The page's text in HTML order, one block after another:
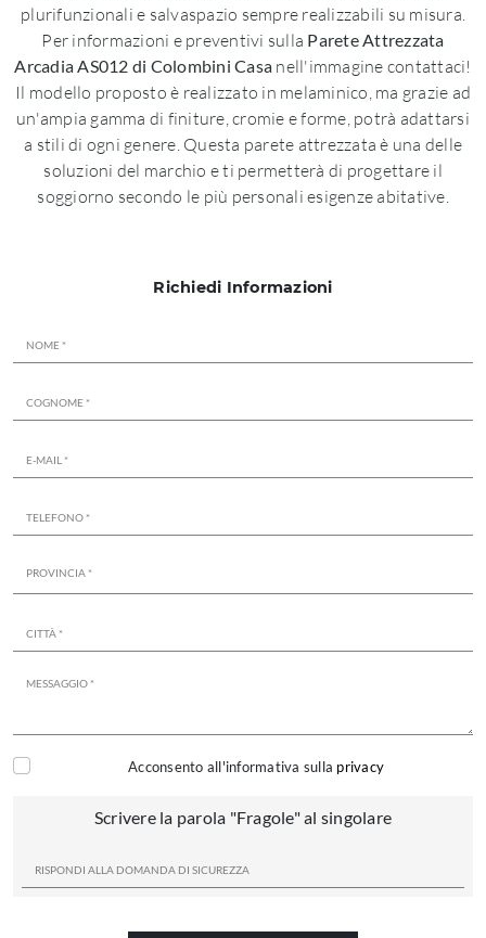
plurifunzionali e salvaspazio sempre realizzabili su misura.
Per informazioni e preventivi sulla Parete Attrezzata
Arcadia AS012 di Colombini Casa nell'immagine contattaci!
Il modello proposto è realizzato in melaminico, ma grazie ad
un'ampia gamma di finiture, cromie e forme, potrà adattarsi
a stili di ogni genere. Questa parete attrezzata è una delle
soluzioni del marchio e ti permetterà di progettare il
soggiorno secondo le più personali esigenze abitative.
Richiedi Informazioni
Acconsento all'informativa sulla privacy
Scrivere la parola "Fragole" al singolare